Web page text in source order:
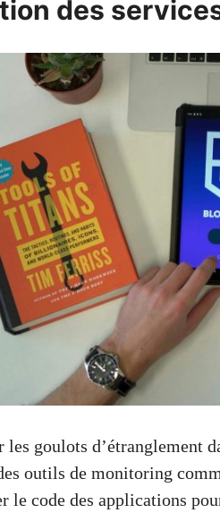
des
goulots d’étranglement
outils de monitoring
le code des applications